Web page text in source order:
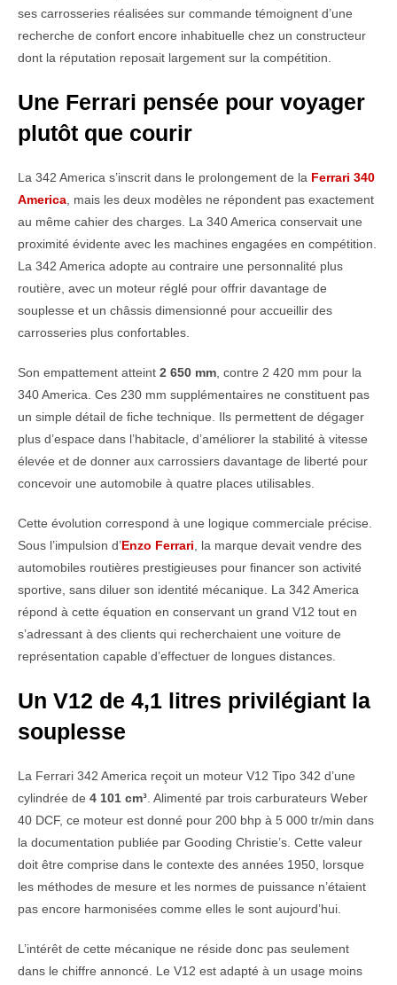
ses carrosseries réalisées sur commande témoignent d’une
recherche de confort encore inhabituelle chez un constructeur
dont la réputation reposait largement sur la compétition.
Une Ferrari pensée pour voyager
plutôt que courir
La 342 America s’inscrit dans le prolongement de la Ferrari 340
America , mais les deux modèles ne répondent pas exactement
au même cahier des charges. La 340 America conservait une
proximité évidente avec les machines engagées en compétition.
La 342 America adopte au contraire une personnalité plus
routière, avec un moteur réglé pour offrir davantage de
souplesse et un châssis dimensionné pour accueillir des
carrosseries plus confortables.
Son empattement atteint 2 650 mm , contre 2 420 mm pour la
340 America. Ces 230 mm supplémentaires ne constituent pas
un simple détail de fiche technique. Ils permettent de dégager
plus d’espace dans l’habitacle, d’améliorer la stabilité à vitesse
élevée et de donner aux carrossiers davantage de liberté pour
concevoir une automobile à quatre places utilisables.
Cette évolution correspond à une logique commerciale précise.
Sous l’impulsion d’Enzo Ferrari , la marque devait vendre des
automobiles routières prestigieuses pour financer son activité
sportive, sans diluer son identité mécanique. La 342 America
répond à cette équation en conservant un grand V12 tout en
s’adressant à des clients qui recherchaient une voiture de
représentation capable d’effectuer de longues distances.
Un V12 de 4,1 litres privilégiant la
souplesse
La Ferrari 342 America reçoit un moteur V12 Tipo 342 d’une
cylindrée de 4 101 cm³ . Alimenté par trois carburateurs Weber
40 DCF, ce moteur est donné pour 200 bhp à 5 000 tr/min dans
la documentation publiée par Gooding Christie’s. Cette valeur
doit être comprise dans le contexte des années 1950, lorsque
les méthodes de mesure et les normes de puissance n’étaient
pas encore harmonisées comme elles le sont aujourd’hui.
L’intérêt de cette mécanique ne réside donc pas seulement
dans le chiffre annoncé. Le V12 est adapté à un usage moins